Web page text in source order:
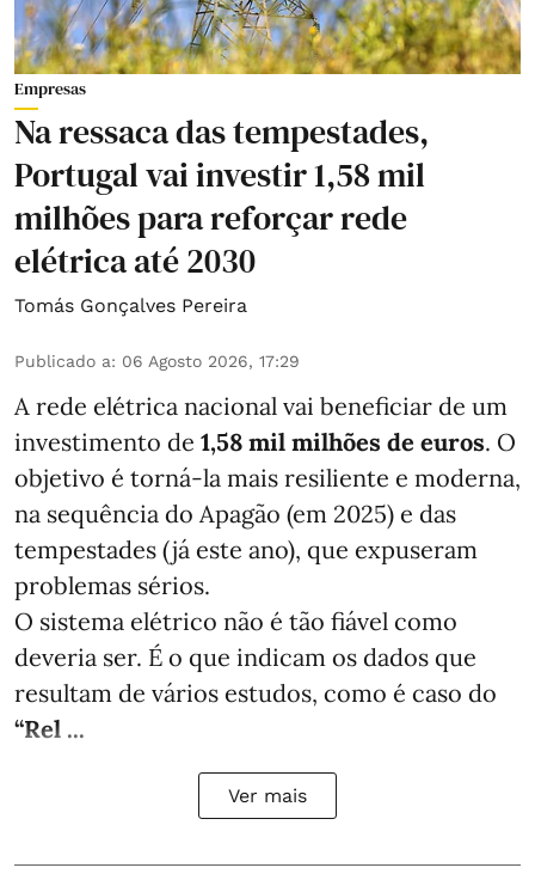
Empresas
Na ressaca das tempestades,
Portugal vai investir 1,58 mil
milhões para reforçar rede
elétrica até 2030
Tomás Gonçalves Pereira
Publicado a: 06 Agosto 2026, 17:29
A rede elétrica nacional vai beneficiar de um
investimento de 1,58 mil milhões de euros. O
objetivo é torná-la mais resiliente e moderna,
na sequência do Apagão (em 2025) e das
tempestades (já este ano), que expuseram
problemas sérios.
O sistema elétrico não é tão fiável como
deveria ser. É o que indicam os dados que
resultam de vários estudos, como é caso do
“Rel ...
Ver mais